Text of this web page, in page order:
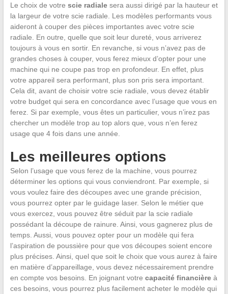
Le choix de votre scie radialesera aussi dirigé par la hauteur et
la largeur de votre scie radiale. Les modèles performants vous
aideront à couper des pièces importantes avec votre scie
radiale. En outre, quelle que soit leur dureté, vous arriverez
toujours à vous en sortir. En revanche, si vous n’avez pas de
grandes choses à couper, vous ferez mieux d’opter pour une
machine qui ne coupe pas trop en profondeur. En effet, plus
votre appareil sera performant, plus son pris sera important.
Cela dit, avant de choisir votre scie radiale, vous devez établir
votre budget qui sera en concordance avec l’usage que vous en
ferez. Si par exemple, vous êtes un particulier, vous n’irez pas
chercher un modèle trop au top alors que, vous n’en ferez
usage que 4 fois dans une année.
Les meilleures options
Selon l’usage que vous ferez de la machine, vous pourrez
déterminer les options qui vous conviendront. Par exemple, si
vous voulez faire des découpes avec une grande précision,
vous pourrez opter par le guidage laser. Selon le métier que
vous exercez, vous pouvez être séduit par la scie radiale
possédant la découpe de rainure. Ainsi, vous gagnerez plus de
temps. Aussi, vous pouvez opter pour un modèle qui fera
l’aspiration de poussière pour que vos découpes soient encore
plus précises. Ainsi, quel que soit le choix que vous aurez à faire
en matière d’appareillage, vous devez nécessairement prendre
en compte vos besoins. En joignant votre capacité financièreà
ces besoins, vous pourrez plus facilement acheter le modèle qui